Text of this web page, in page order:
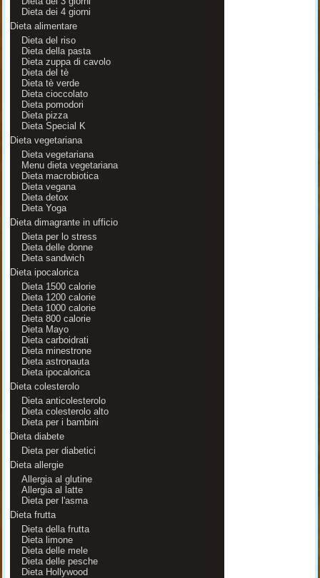
Dieta dei 4 giorni
Dieta alimentare
Dieta del riso
Dieta della pasta
Dieta zuppa di cavolo
Dieta del tè
Dieta tè verde
Dieta cioccolato
Dieta pomodori
Dieta pizza
Dieta Special K
Dieta vegetariana
Dieta vegetariana
Menu dieta vegetariana
Dieta macrobiotica
Dieta vegana
Dieta detox
Dieta Yoga
Dieta dimagrante in ufficio
Dieta per lo stress
Dieta delle donne
Dieta sandwich
Dieta ipocalorica
Dieta 1500 calorie
Dieta 1200 calorie
Dieta 1000 calorie
Dieta 800 calorie
Dieta Mayo
Dieta carboidrati
Dieta minestrone
Dieta astronauta
Dieta ipocalorica
Dieta colesterolo
Dieta anticolesterolo
Dieta colesterolo alto
Dieta per i bambini
Dieta diabete
Dieta per diabetici
Dieta allergie
Allergia al glutine
Allergia al latte
Dieta per l'asma
Dieta frutta
Dieta della frutta
Dieta limone
Dieta delle mele
Dieta delle pesche
Dieta Hollywood